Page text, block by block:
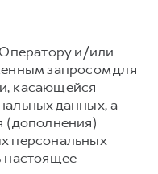
и/или
запросом для
касающейся
данных, а
(дополнения)
персональных
настоящее